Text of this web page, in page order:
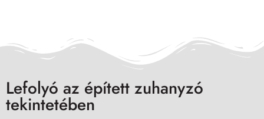
Lefolyó az épített zuhanyzó
tekintetében